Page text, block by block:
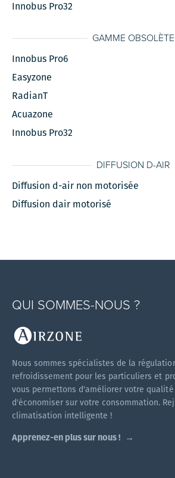
Innobus Pro32
GAMME OBSOLÈTE
Innobus Pro6
Easyzone
RadianT
Acuazone
Innobus Pro32
DIFFUSION D-AIR
Diffusion d-air non motorisée
Diffusion dair motorisé
QUI SOMMES-NOUS ?
Nous sommes spécialistes de la
refroidissement pour les particuliers et
vous permettons d'améliorer votre
d'économiser sur votre consommation.
climatisation intelligente !
Apprenez-en plus sur nous !